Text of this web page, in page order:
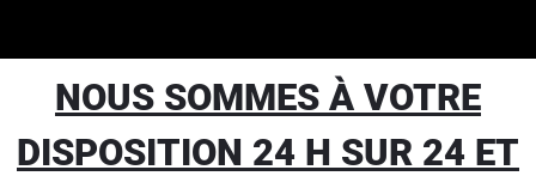
NOUS SOMMES À VOTRE
DISPOSITION 24 H SUR 24 ET